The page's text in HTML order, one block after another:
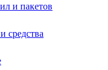
и пакетов
средства